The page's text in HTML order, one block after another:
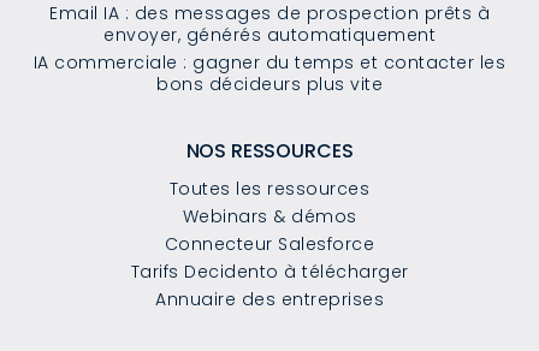
Email IA : des messages de prospection prêts à
envoyer, générés automatiquement
IA commerciale : gagner du temps et contacter les
bons décideurs plus vite
NOS RESSOURCES
Toutes les ressources
Webinars & démos
Connecteur Salesforce
Tarifs Decidento à télécharger
Annuaire des entreprises